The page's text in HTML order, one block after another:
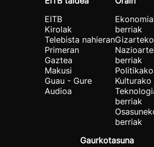
EITB
Kirolak
Telebista nahieran
Primeran
Gaztea
Makusi
Guau - Gure
Audioa
berriak
berriak
berriak
berriak
Gaurkotasuna